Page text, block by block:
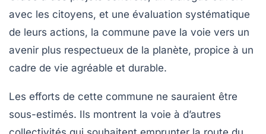
avec les citoyens, et une évaluation systématique
de leurs actions, la commune pave la voie vers un
avenir plus respectueux de la planète, propice à un
cadre de vie agréable et durable.
Les efforts de cette commune ne sauraient être
sous-estimés. Ils montrent la voie à d’autres